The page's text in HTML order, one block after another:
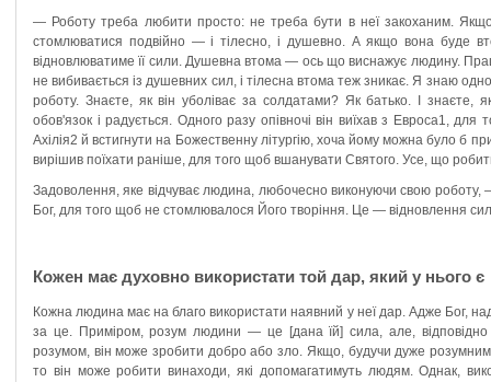
— Роботу треба любити просто: не треба бути в неї закоханим.
стомлюватися подвійно — і тілесно, і душевно. А якщо вона буде
відновлюватиме її сили. Душевна втома — ось що виснажує людину.
не вибивається із душевних сил, і тілесна втома теж зникає. Я знаю
роботу. Знаєте, як він уболіває за солдатами? Як батько. І знаєте,
обов'язок і радується. Одного разу опівночі він виїхав з Евроса1,
Ахілія2 й встигнути на Божественну літургію, хоча йому можна було б
вирішив поїхати раніше, для того щоб вшанувати Святого. Усе, що
Задоволення, яке відчуває людина, любочесно виконуючи свою
Бог, для того щоб не стомлювалося Його творіння. Це — відновлення
Кожен має духовно використати той дар, який у нього є
Кожна людина має на благо використати наявний у неї дар. Адже Бог,
за це. Приміром, розум людини — це [дана їй] сила, але, відповідно
розумом, він може зробити добро або зло. Якщо, будучи дуже розумним,
то він може робити винаходи, які допомагатимуть людям. Однак,